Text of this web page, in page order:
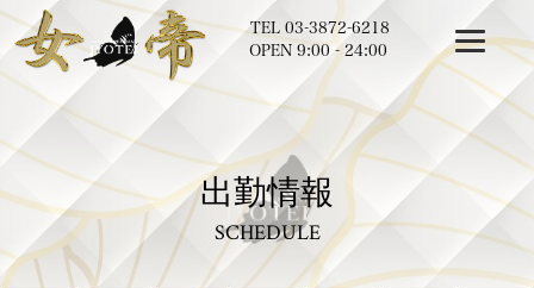
TEL03-3872-6218
OPEN 9:00 - 24:00
出勤情報
SCHEDULE